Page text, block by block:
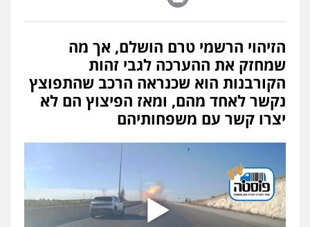
0505078733
משרד עורכי דין טאי שרקי
פלילי אסירים תעבורה
עו"ד אילן אלימלך
פלילי פשיעה חמורה תעבורה אסירים
0522992110
הזיהוי הרשמי טרם הושלם, אך מה
שמחזק את ההערכה לגבי זהות
הקורבנות הוא שכנראה הרכב שהתפוצץ
נקשר לאחד מהם, ומאז הפיצוץ הם לא
יצרו קשר עם משפחותיהם